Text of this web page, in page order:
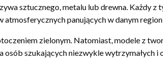
sztucznego, metalu lub drewna. Każdy z
panujących w danym
zielonym. Natomiast, modele z
osób szukających niezwykle wytrzymałych i